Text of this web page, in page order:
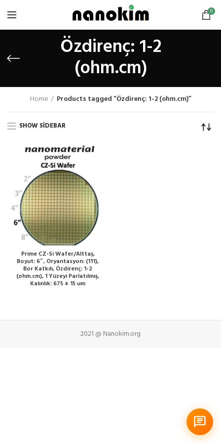
0
Özdirenç: 1-2
(ohm.cm)
Home Products tagged “Özdirenç: 1-2 (ohm.cm)”
SHOW SIDEBAR
Prime CZ-Si Wafer/Alttaş,
Boyut: 6″, Oryantasyon: (111),
Bor Katkılı, Özdirenç: 1-2
(ohm.cm), 1 Yüzeyi Parlatılmış,
Kalınlık: 675 ± 15 um
2021 @ Nanokim.org